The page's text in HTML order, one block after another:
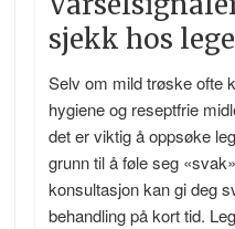
sjekk hos
Selv om mild trøske ofte
hygiene og reseptfrie
det er viktig å oppsøke
grunn til å føle seg
konsultasjon kan gi deg
behandling på kort tid.